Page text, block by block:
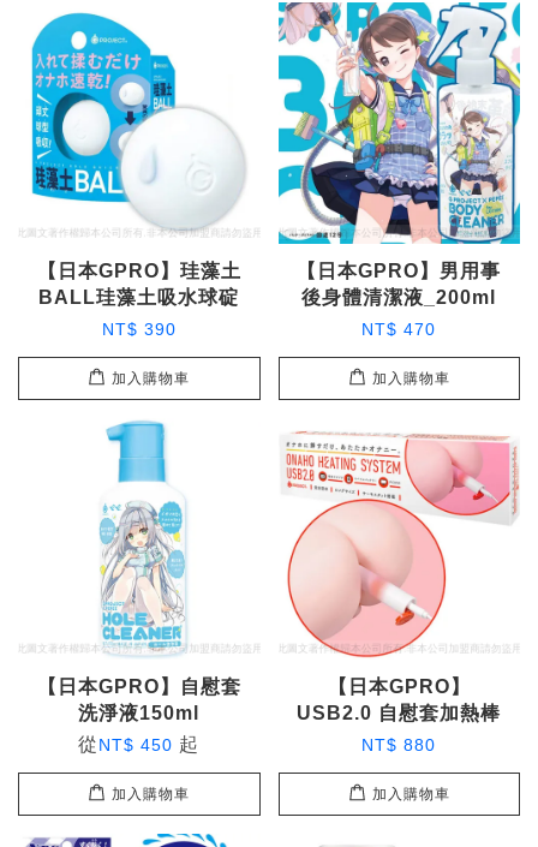
【日本GPRO】珪藻土
BALL珪藻土吸水球碇
NT$ 390
加入購物車
【日本GPRO】男用事
後身體清潔液_200ml
NT$ 470
加入購物車
【日本GPRO】自慰套
洗淨液150ml
從NT$ 450 起
加入購物車
【日本GPRO】
USB2.0 自慰套加熱棒
NT$ 880
加入購物車